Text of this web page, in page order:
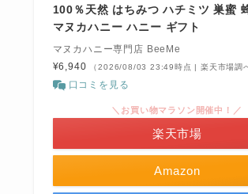
100％天然 はちみつ ハチミツ 巣蜜
マヌカハニー ハニー ギフト
マヌカハニー専門店 BeeMe
¥6,940
（2026/08/03 23:49時点 | 楽天市場調
口コミを見る
Amazon
＼お買い物マラソン開催中！／
楽天市場